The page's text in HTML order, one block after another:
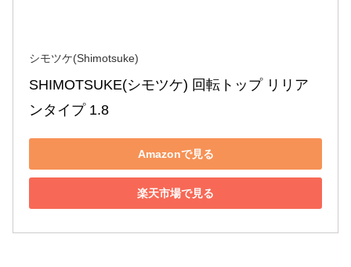
シモツケ(Shimotsuke)
SHIMOTSUKE(シモツケ) 回転トップ リリア
ンタイプ 1.8
Amazonで見る
楽天市場で見る